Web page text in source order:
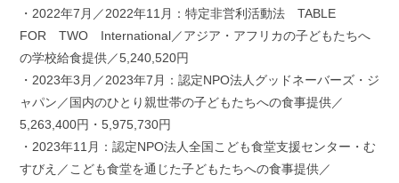
・2022年7月／2022年11月：特定非営利活動法 TABLE
FOR TWO International／アジア・アフリカの子どもたちへ
の学校給食提供／5,240,520円
・2023年3月／2023年7月：認定NPO法人グッドネーバーズ・ジ
ャパン／国内のひとり親世帯の子どもたちへの食事提供／
5,263,400円・5,975,730円
・2023年11月：認定NPO法人全国こども食堂支援センター・む
すびえ／こども食堂を通じた子どもたちへの食事提供／